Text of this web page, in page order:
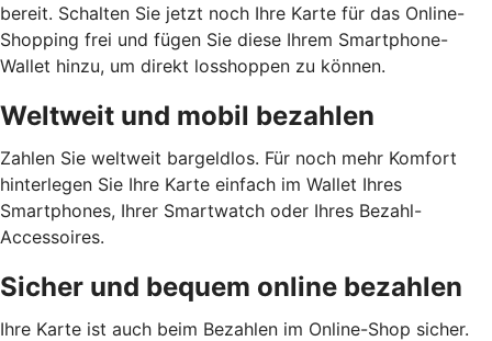
bereit. Schalten Sie jetzt noch Ihre Karte für das Online-
Shopping frei und fügen Sie diese Ihrem Smartphone-
Wallet hinzu, um direkt losshoppen zu können.
Weltweit und mobil bezahlen
Zahlen Sie weltweit bargeldlos. Für noch mehr Komfort
hinterlegen Sie Ihre Karte einfach im Wallet Ihres
Smartphones, Ihrer Smartwatch oder Ihres Bezahl-
Accessoires.
Sicher und bequem online bezahlen
Ihre Karte ist auch beim Bezahlen im Online-Shop sicher.